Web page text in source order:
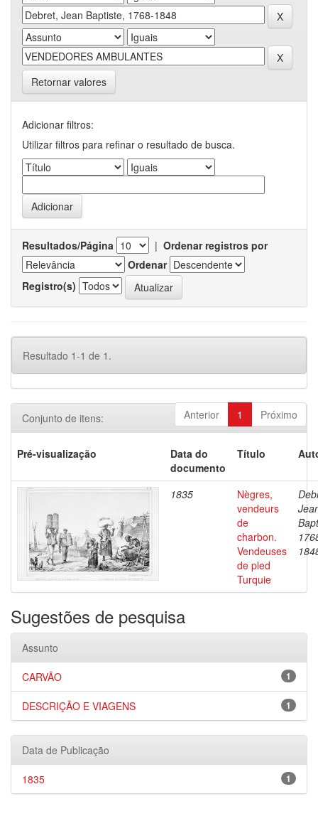
Retornar valores
Adicionar filtros:
Utilizar filtros para refinar o resultado de busca.
Resultados/Página | Ordenar registros por
Ordenar
Registro(s)
Resultado 1-1 de 1.
Anterior 1 Próximo
Conjunto de itens:
Pré-visualização
Data do
documento
Título
1835
Nègres,
vendeurs
de
charbon.
Vendeuses
de pled
Turquie
Sugestões de pesquisa
Assunto
1
CARVÃO
1
DESCRIÇÃO E VIAGENS
Data de Publicação
1
1835